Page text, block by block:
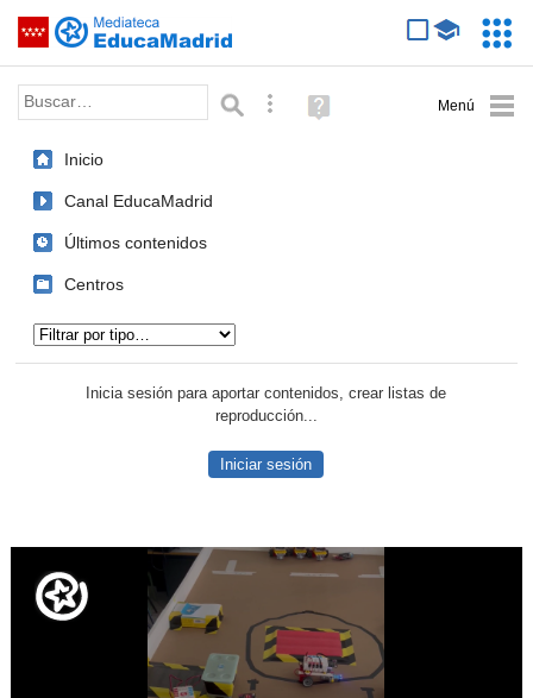
Saltar navegación
Palabra o frase: Búsqueda avanzada
Ayuda
(en
Inicio
Canal EducaMadrid
Últimos contenidos
Centros
Inicia sesión para aportar contenidos, crear listas de
reproducción...
Iniciar sesión